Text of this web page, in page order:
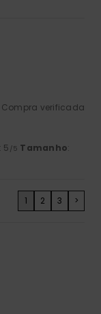
Compra verificada
: 5 /5 Tamanho:
1 2 3 >